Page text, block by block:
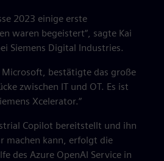
2023 einige erste
waren begeistert“, sagte Kai
Siemens Digital Industries.
Microsoft, bestätigte das große
zwischen IT und OT. Es ist
Xcelerator.“
Copilot bereitstellt und ihn
machen kann, erfolgt die
des Azure OpenAI Service in